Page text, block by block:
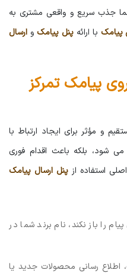
هدف شما جذب سریع و واقعی مشتری به
پیامک با ارائهپنل پیامک و ارسال
پیامک تمرکز
و مؤثر برای ایجاد ارتباط با
شود، بلکه باعث اقدام فوری
استفاده ازپنل ارسال پیامک
را باز نکند، نام برند شما در
اطلاع رسانی محصولات جدید یا